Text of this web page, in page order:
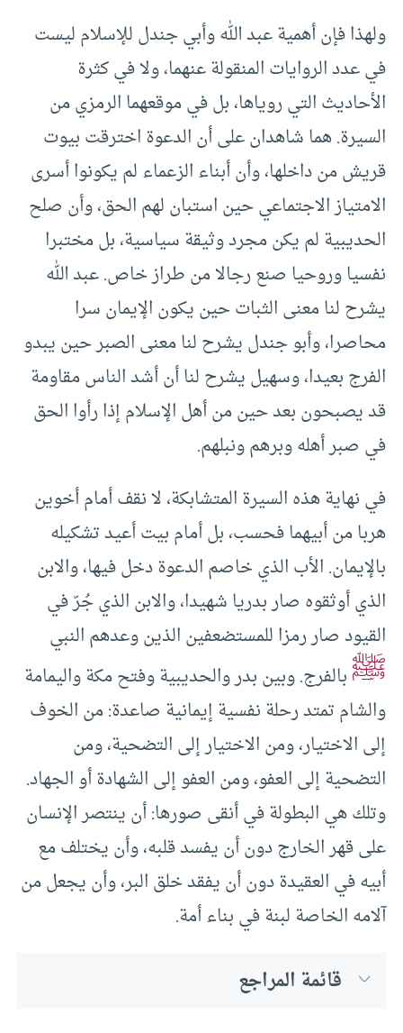
ولهذا فإن أهمية عبد الله وأبي جندل للإسلام ليست
في عدد الروايات المنقولة عنهما، ولا في كثرة
الأحاديث التي روياها، بل في موقعهما الرمزي من
السيرة. هما شاهدان على أن الدعوة اخترقت بيوت
قريش من داخلها، وأن أبناء الزعماء لم يكونوا أسرى
الامتياز الاجتماعي حين استبان لهم الحق، وأن صلح
الحديبية لم يكن مجرد وثيقة سياسية، بل مختبرا
نفسيا وروحيا صنع رجالا من طراز خاص. عبد الله
يشرح لنا معنى الثبات حين يكون الإيمان سرا
محاصرا، وأبو جندل يشرح لنا معنى الصبر حين يبدو
الفرج بعيدا، وسهيل يشرح لنا أن أشد الناس مقاومة
قد يصبحون بعد حين من أهل الإسلام إذا رأوا الحق
في صبر أهله وبرهم ونبلهم.
في نهاية هذه السيرة المتشابكة، لا نقف أمام أخوين
هربا من أبيهما فحسب، بل أمام بيت أعيد تشكيله
بالإيمان. الأب الذي خاصم الدعوة دخل فيها، والابن
الذي أوثقوه صار بدريا شهيدا، والابن الذي جُرّ في
القيود صار رمزا للمستضعفين الذين وعدهم النبي
ﷺبالفرج. وبين بدر والحديبية وفتح مكة واليمامة
والشام تمتد رحلة نفسية إيمانية صاعدة: من الخوف
إلى الاختيار، ومن الاختيار إلى التضحية، ومن
التضحية إلى العفو، ومن العفو إلى الشهادة أو الجهاد.
وتلك هي البطولة في أنقى صورها: أن ينتصر الإنسان
على قهر الخارج دون أن يفسد قلبه، وأن يختلف مع
أبيه في العقيدة دون أن يفقد خلق البر، وأن يجعل من
آلامه الخاصة لبنة في بناء أمة.
قائمة المراجع